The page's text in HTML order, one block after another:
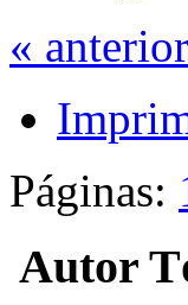
« anterior
Páginas:
Autor